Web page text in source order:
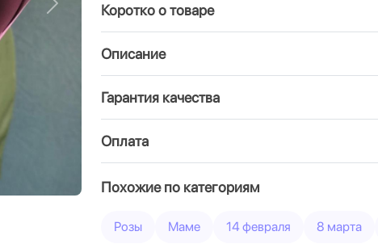
Вперед Коротко о товаре
Описание
Гарантия качества
Оплата
Похожие по категориям
Розы Маме 14 февраля 8 марта